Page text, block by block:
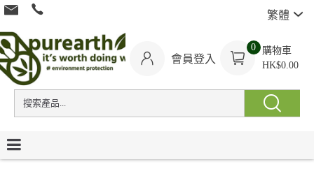
繁體
會員登入
0
購物車
HK$0.00